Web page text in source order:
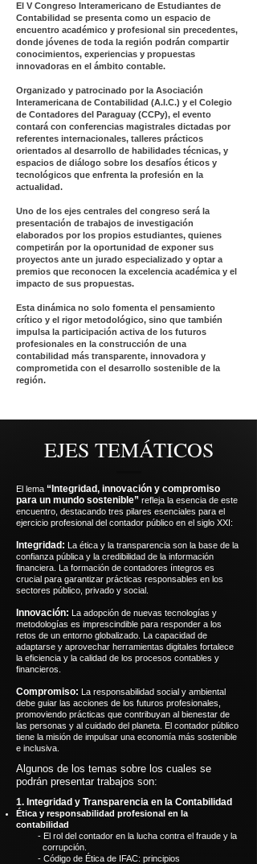
El V Congreso Interamericano de Estudiantes de
Contabilidad se presenta como un espacio de
encuentro académico y profesional sin precedentes,
donde jóvenes de toda la región podrán compartir
conocimientos, experiencias y propuestas
innovadoras en el ámbito contable.
Organizado y patrocinado por la Asociación
Interamericana de Contabilidad (A.I.C.) y el Colegio
de Contadores del Paraguay (CCPy), el evento
contará con conferencias magistrales dictadas por
referentes internacionales, talleres prácticos
orientados al desarrollo de habilidades técnicas, y
espacios de diálogo sobre los desafíos éticos y
tecnológicos que enfrenta la profesión en la
actualidad.
Uno de los ejes centrales del congreso será la
presentación de trabajos de investigación
elaborados por los propios estudiantes, quienes
competirán por la oportunidad de exponer sus
proyectos ante un jurado especializado y optar a
premios que reconocen la excelencia académica y el
impacto de sus propuestas.
Esta dinámica no solo fomenta el pensamiento
crítico y el rigor metodológico, sino que también
impulsa la participación activa de los futuros
profesionales en la construcción de una
contabilidad más transparente, innovadora y
comprometida con el desarrollo sostenible de la
región.
EJES TEMÁTICOS
El lema “Integridad, innovación y compromiso
para un mundo sostenible” refleja la esencia de este
encuentro, destacando tres pilares esenciales para el
ejercicio profesional del contador público en el siglo XXI:
Integridad: La ética y la transparencia son la base de la
confianza pública y la credibilidad de la información
financiera. La formación de contadores íntegros es
crucial para garantizar prácticas responsables en los
sectores público, privado y social.
Innovación: La adopción de nuevas tecnologías y
metodologías es imprescindible para responder a los
retos de un entorno globalizado. La capacidad de
adaptarse y aprovechar herramientas digitales fortalece
la eficiencia y la calidad de los procesos contables y
financieros.
Compromiso: La responsabilidad social y ambiental
debe guiar las acciones de los futuros profesionales,
promoviendo prácticas que contribuyan al bienestar de
las personas y al cuidado del planeta. El contador público
tiene la misión de impulsar una economía más sostenible
e inclusiva.
Algunos de los temas sobre los cuales se
podrán presentar trabajos son:
1. Integridad y Transparencia en la Contabilidad
Ética y responsabilidad profesional en la
contabilidad
- El rol del contador en la lucha contra el fraude y la
corrupción.
- Código de Ética de IFAC: principios